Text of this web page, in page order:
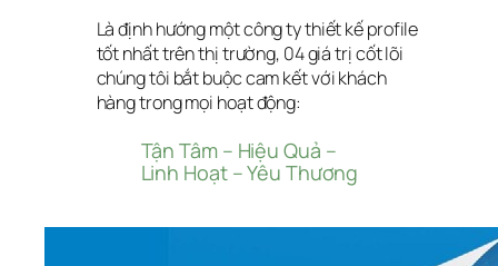
Là định hướng một công ty thiết kế profile
tốt nhất trên thị trường, 04 giá trị cốt lõi
chúng tôi bắt buộc cam kết với khách
hàng trong mọi hoạt động:
Tận Tâm – Hiệu Quả –
Linh Hoạt – Yêu Thương